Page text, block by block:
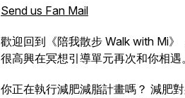
Send us Fan Mail
歡迎回到《陪我散步 Walk with Mi》
很高興在冥想引導單元再次和你相遇。
你正在執行減肥減脂計畫嗎？ 減肥